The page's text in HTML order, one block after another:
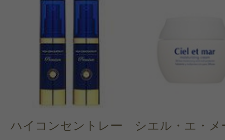
ハイコンセントレー
シエル・エ・メ